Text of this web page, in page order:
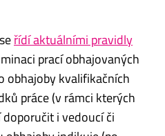
řídí aktuálními pravidly
prací obhajovaných
obhajoby kvalifikačních
práce (v rámci kterých
i vedoucí či